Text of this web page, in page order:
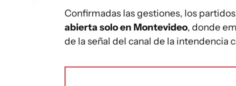
Confirmadas las gestiones, los
abierta solo en Montevideo, donde
de la señal del canal de la intendencia